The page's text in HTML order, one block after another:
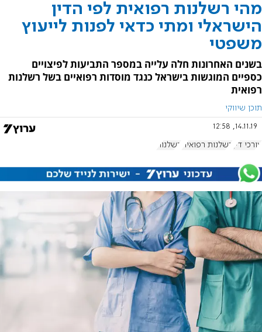
מהי רשלנות רפואית לפי הדין
הישראלי ומתי כדאי לפנות לייעוץ
משפטי
בשנים האחרונות חלה עלייה במספר התביעות לפיצויים
כספיים המוגשות בישראל כנגד מוסדות רפואיים בשל רשלנות
רפואית
תוכן שיווקי
14.11.19, 12:58
עורכי דין רשלנות רפואית רשלנות